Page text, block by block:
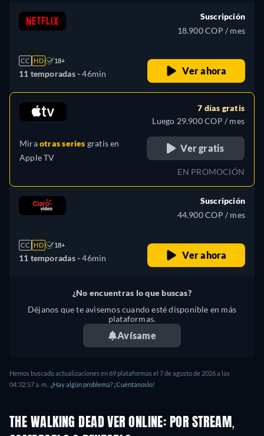
Español (América Latina),
Francés, Húngaro, Italiano,
Turco
CC HD 18+
11 temporadas -46min
Suscripción
18.900 COP / mes
Ver ahora
Miraotras series gratis en
Apple TV
7 días gratis
Luego 29.900 COP / mes
Ver gratis
EN PROMOCIÓN
CC HD 18+
11 temporadas -46min
Suscripción
44.900 COP / mes
Ver ahora
¿No encuentras lo que buscas?
Déjanos que te avisemos cuando esté disponible en más
plataformas.
Avísame
Hemos buscado actualizaciones en69plataformas el 7 de agosto de 2026a las
04:32:57 a. m.
¿Hay algún problema? ¡Cuéntanoslo!
THE WALKING DEAD VER ONLINE: POR STREAM,